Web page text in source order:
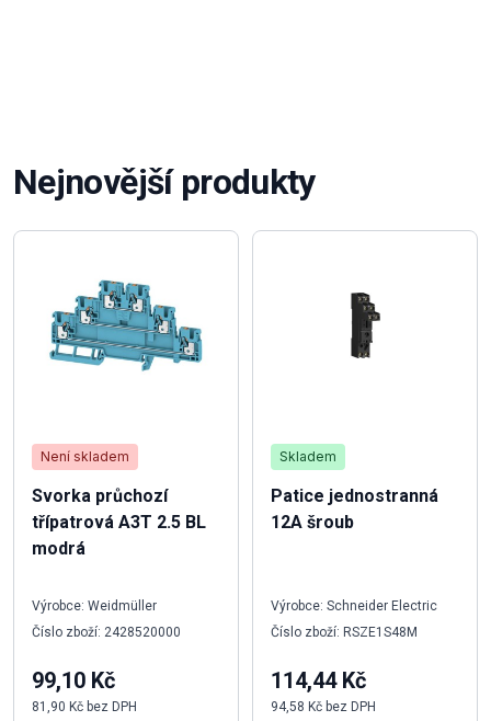
Nejnovější produkty
Není skladem
Svorka průchozí
třípatrová A3T 2.5 BL
modrá
Výrobce: Weidmüller
Číslo zboží: 2428520000
99,10 Kč
81,90 Kč bez DPH
Skladem
Patice jednostranná
12A šroub
Výrobce: Schneider Electric
Číslo zboží: RSZE1S48M
114,44 Kč
94,58 Kč bez DPH